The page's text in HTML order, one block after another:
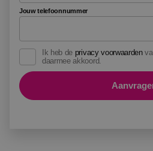
Jouw telefoonnummer
Ik heb de privacy voorwaarden
daarmee akkoord.